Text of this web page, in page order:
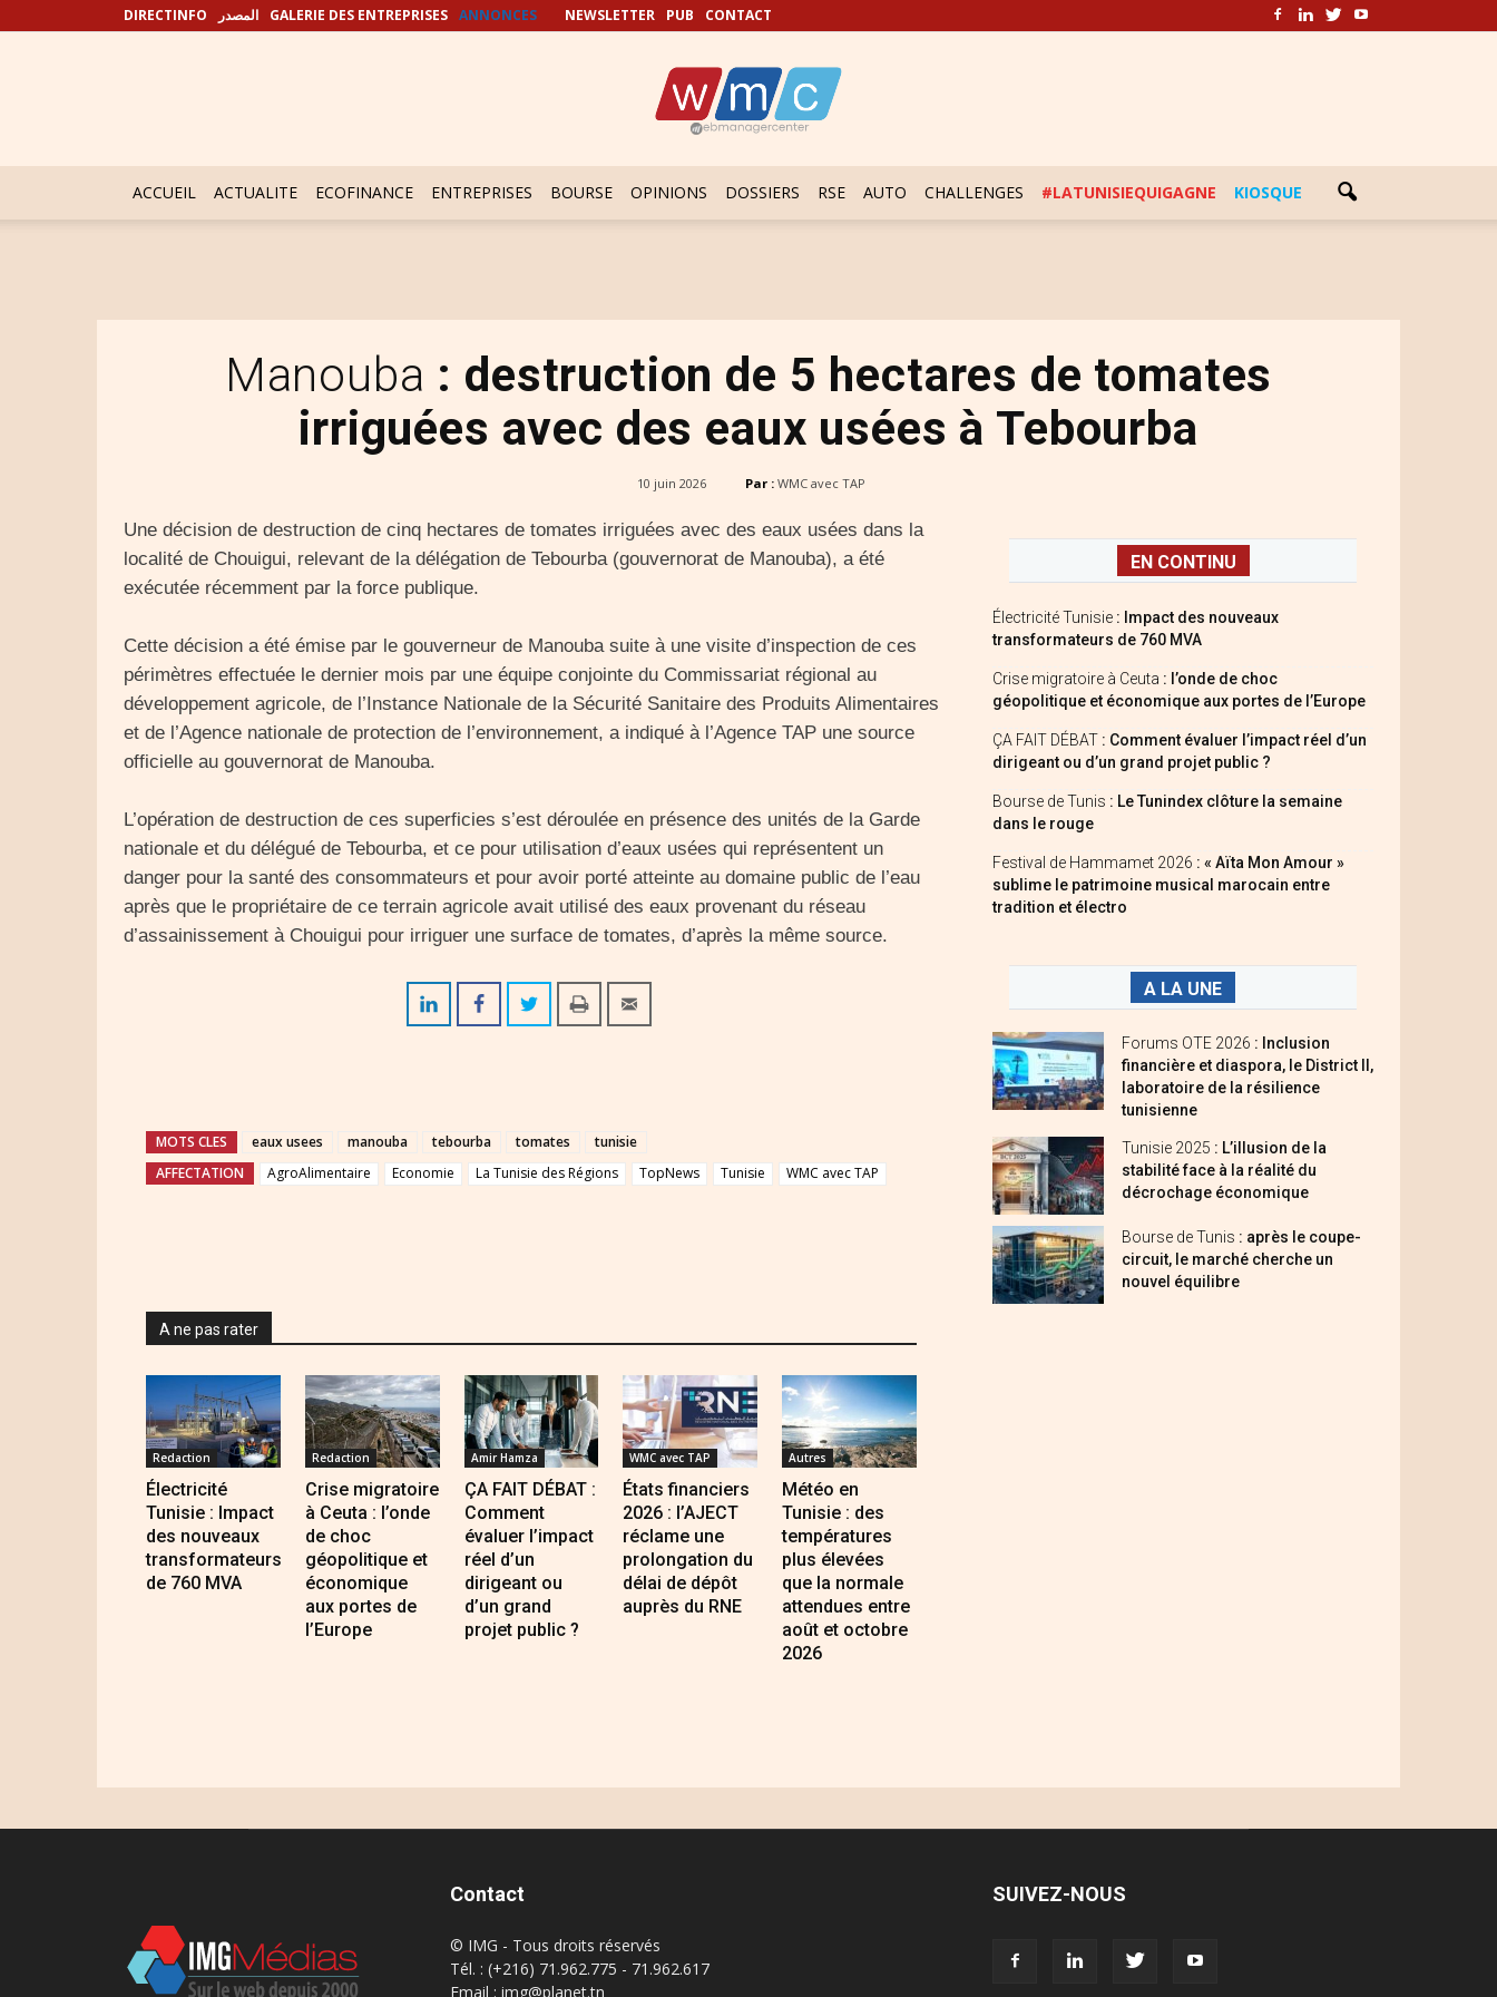
DIRECTINFO المصدر GALERIE DES ENTREPRISES ANNONCES NEWSLETTER PUB CONTACT
ACCUEIL ACTUALITE ECOFINANCE ENTREPRISES BOURSE OPINIONS DOSSIERS RSE AUTO CHALLENGES #LATUNISIEQUIGAGNE KIOSQUE
Manouba : destruction de 5 hectares de tomates
irriguées avec des eaux usées à Tebourba
10 juin 2026 Par : WMC avec TAP
Une décision de destruction de cinq hectares de tomates irriguées avec des eaux usées dans la
localité de Chouigui, relevant de la délégation de Tebourba (gouvernorat de Manouba), a été
exécutée récemment par la force publique.
Cette décision a été émise par le gouverneur de Manouba suite à une visite d’inspection de ces
périmètres effectuée le dernier mois par une équipe conjointe du Commissariat régional au
développement agricole, de l’Instance Nationale de la Sécurité Sanitaire des Produits Alimentaires
et de l’Agence nationale de protection de l’environnement, a indiqué à l’Agence TAP une source
officielle au gouvernorat de Manouba.
L’opération de destruction de ces superficies s’est déroulée en présence des unités de la Garde
nationale et du délégué de Tebourba, et ce pour utilisation d’eaux usées qui représentent un
danger pour la santé des consommateurs et pour avoir porté atteinte au domaine public de l’eau
après que le propriétaire de ce terrain agricole avait utilisé des eaux provenant du réseau
d’assainissement à Chouigui pour irriguer une surface de tomates, d’après la même source.
MOTS CLES eaux usees manouba tebourba tomates
tunisie
AFFECTATION
AgroAlimentaire Economie La Tunisie des Régions TopNews Tunisie WMC avec TAP
A ne pas rater
Redaction
Électricité
Tunisie : Impact
des nouveaux
transformateurs
de 760 MVA
Redaction
Crise migratoire
à Ceuta : l’onde
de choc
géopolitique et
économique
aux portes de
l’Europe
Amir Hamza
ÇA FAIT DÉBAT :
Comment
évaluer l’impact
réel d’un
dirigeant ou
d’un grand
projet public ?
WMC avec TAP
États financiers
2026 : l’AJECT
réclame une
prolongation du
délai de dépôt
auprès du RNE
Autres
Météo en
Tunisie : des
températures
plus élevées
que la normale
attendues entre
août et octobre
2026
EN CONTINU
Électricité Tunisie : Impact des nouveaux
transformateurs de 760 MVA
Crise migratoire à Ceuta : l’onde de choc
géopolitique et économique aux portes de l’Europe
ÇA FAIT DÉBAT : Comment évaluer l’impact réel d’un
dirigeant ou d’un grand projet public ?
Bourse de Tunis : Le Tunindex clôture la semaine
dans le rouge
Festival de Hammamet 2026 : « Aïta Mon Amour »
sublime le patrimoine musical marocain entre
tradition et électro
A LA UNE
Forums OTE 2026 : Inclusion
financière et diaspora, le District II,
laboratoire de la résilience
tunisienne
Tunisie 2025 : L’illusion de la
stabilité face à la réalité du
décrochage économique
Bourse de Tunis : après le coupe-
circuit, le marché cherche un
nouvel équilibre
Contact
© IMG - Tous droits réservés
Tél. : (+216) 71.962.775 - 71.962.617
Email : img@planet.tn
SUIVEZ-NOUS